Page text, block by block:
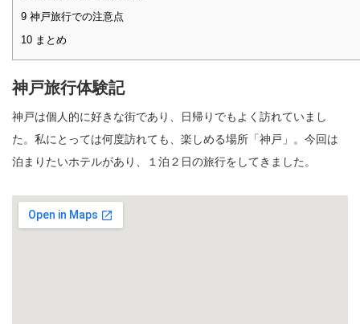
9 神戸旅行での注意点
10 まとめ
神戸旅行体験記
神戸は個人的に好きな街であり、日帰りでもよく訪れていまし
た。私にとっては何度訪れても、楽しめる場所「神戸」。今回は
泊まりたいホテルがあり、１泊２日の旅行をしてきました。